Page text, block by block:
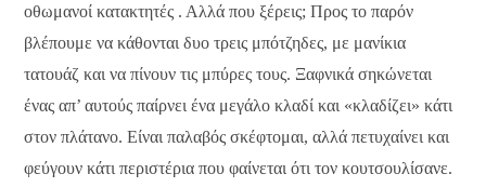
οθωμανοί κατακτητές . Αλλά που ξέρεις; Προς το παρόν
βλέπουμε να κάθονται δυο τρεις μπότζηδες, με μανίκια
τατουάζ και να πίνουν τις μπύρες τους. Ξαφνικά σηκώνεται
ένας απ’ αυτούς παίρνει ένα μεγάλο κλαδί και «κλαδίζει» κάτι
στον πλάτανο. Είναι παλαβός σκέφτομαι, αλλά πετυχαίνει και
φεύγουν κάτι περιστέρια που φαίνεται ότι τον κουτσουλίσανε.